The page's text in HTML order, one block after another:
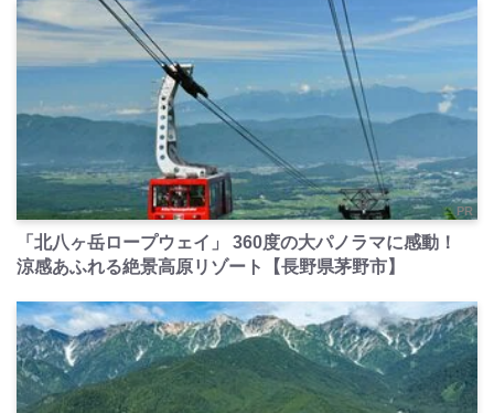
PR
「北八ヶ岳ロープウェイ」 360度の大パノラマに感動！
涼感あふれる絶景高原リゾート【長野県茅野市】